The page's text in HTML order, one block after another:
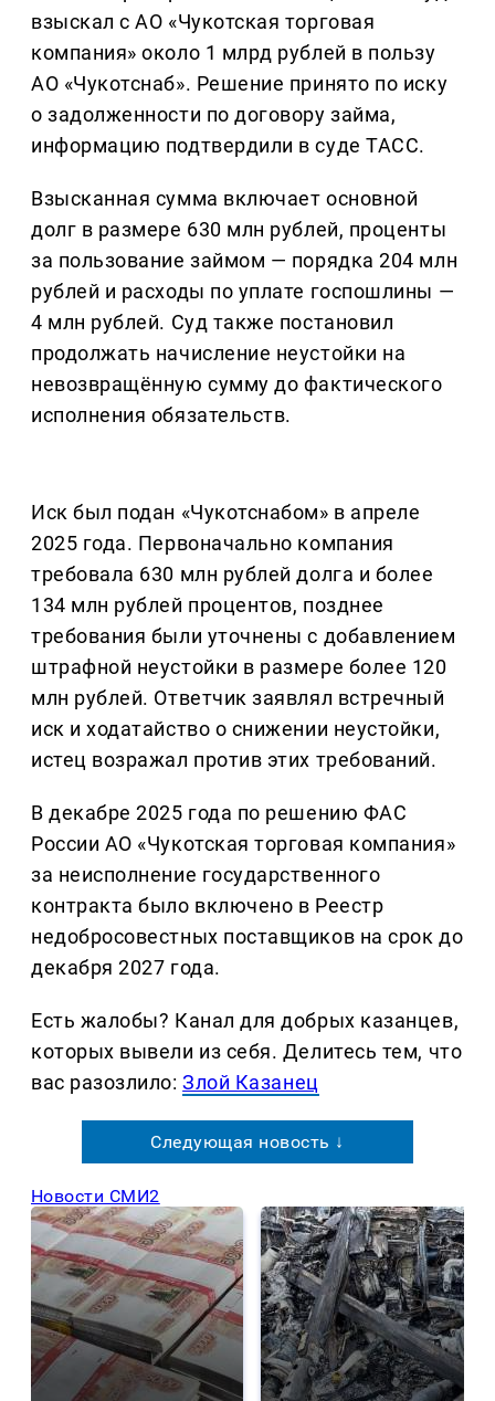
взыскал с АО «Чукотская торговая
компания» около 1 млрд рублей в пользу
АО «Чукотснаб». Решение принято по иску
о задолженности по договору займа,
информацию подтвердили в суде ТАСС.
Взысканная сумма включает основной
долг в размере 630 млн рублей, проценты
за пользование займом — порядка 204 млн
рублей и расходы по уплате госпошлины —
4 млн рублей. Суд также постановил
продолжать начисление неустойки на
невозвращённую сумму до фактического
исполнения обязательств.
Иск был подан «Чукотснабом» в апреле
2025 года. Первоначально компания
требовала 630 млн рублей долга и более
134 млн рублей процентов, позднее
требования были уточнены с добавлением
штрафной неустойки в размере более 120
млн рублей. Ответчик заявлял встречный
иск и ходатайство о снижении неустойки,
истец возражал против этих требований.
В декабре 2025 года по решению ФАС
России АО «Чукотская торговая компания»
за неисполнение государственного
контракта было включено в Реестр
недобросовестных поставщиков на срок до
декабря 2027 года.
Есть жалобы? Канал для добрых казанцев,
которых вывели из себя. Делитеcь тем, что
вас разозлило:Злой Казанец
Следующая новость ↓
Новости СМИ2